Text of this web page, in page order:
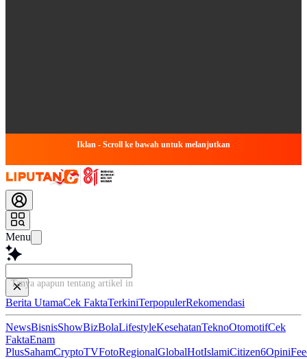
Iklan - Scroll ke bawah untuk melanjutkan
Menu
Tanya apapun tentang artikel ini...
Berita UtamaCek FaktaTerkiniTerpopulerRekomendasi
NewsBisnisShowBizBolaLifestyleKesehatanTeknoOtomotifCek
FaktaEnam
PlusSahamCryptoTVFotoRegionalGlobalHotIslamiCitizen6Opini